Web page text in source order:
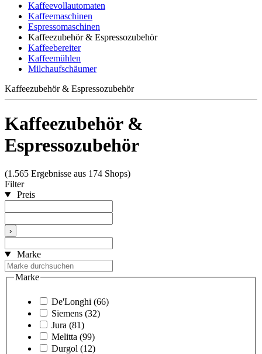
Kaffeevollautomaten
Kaffeemaschinen
Espressomaschinen
Kaffeezubehör & Espressozubehör
Kaffeebereiter
Kaffeemühlen
Milchaufschäumer
Kaffeezubehör & Espressozubehör
Kaffeezubehör &
Espressozubehör
(1.565 Ergebnisse aus 174 Shops)
Filter
Preis
›
Marke
Marke
De'Longhi (66)
Siemens (32)
Jura (81)
Melitta (99)
Durgol (12)